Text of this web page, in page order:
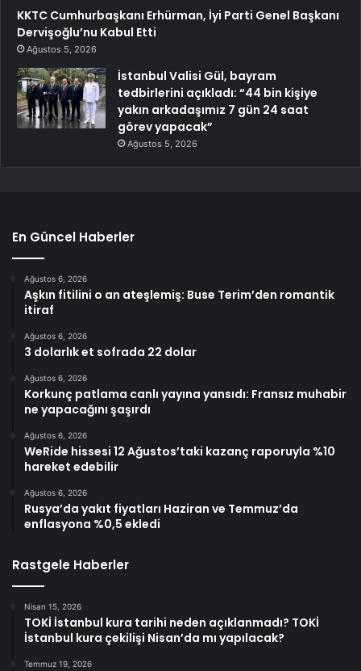
KKTC Cumhurbaşkanı Erhürman, İyi Parti Genel Başkanı
Dervişoğlu’nu Kabul Etti
Ağustos 5, 2026
İstanbul Valisi Gül, bayram
tedbirlerini açıkladı: “44 bin kişiye
yakın arkadaşımız 7 gün 24 saat
görev yapacak”
Ağustos 5, 2026
En Güncel Haberler
Ağustos 6, 2026
Aşkın fitilini o an ateşlemiş: Buse Terim’den romantik
itiraf
Ağustos 6, 2026
3 dolarlık et sofrada 22 dolar
Ağustos 6, 2026
Korkunç patlama canlı yayına yansıdı: Fransız muhabir
ne yapacağını şaşırdı
Ağustos 6, 2026
WeRide hissesi 12 Ağustos’taki kazanç raporuyla %10
hareket edebilir
Ağustos 6, 2026
Rusya’da yakıt fiyatları Haziran ve Temmuz’da
enflasyona %0,5 ekledi
Rastgele Haberler
Nisan 15, 2026
TOKİ İstanbul kura tarihi neden açıklanmadı? TOKİ
İstanbul kura çekilişi Nisan’da mı yapılacak?
Temmuz 19, 2026